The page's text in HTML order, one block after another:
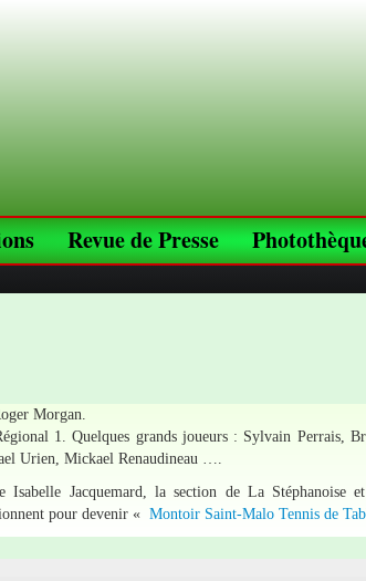
Revue de Presse
Morgan.
1. Quelques grands joueurs : Sylvain Perrais,
Urien, Mickael Renaudineau ….
Isabelle Jacquemard, la section de La Stéphanoise
pour devenir « Montoir Saint-Malo Tennis de